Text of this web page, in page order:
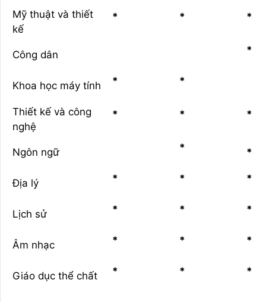
Mỹ thuật và thiết
kế
* * *
Công dân *
Khoa học máy tính * *
Thiết kế và công
nghệ
* * *
Ngôn ngữ * *
Địa lý * * *
Lịch sử * * *
Âm nhạc * * *
Giáo dục thể chất * * *